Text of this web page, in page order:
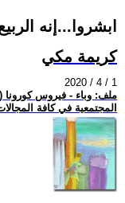
ابشروا...إنه
كريمة مكي
2020 / 4 / 1
المجتمعية في كافة